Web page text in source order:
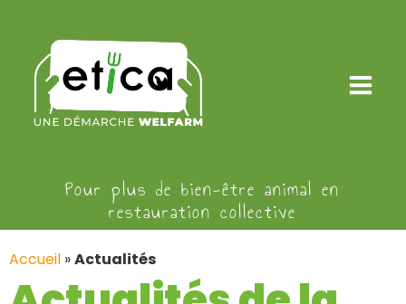
Pour plus de bien-être animal en
restauration collective
Accueil »Actualités